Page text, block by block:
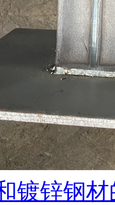
镀锌钢